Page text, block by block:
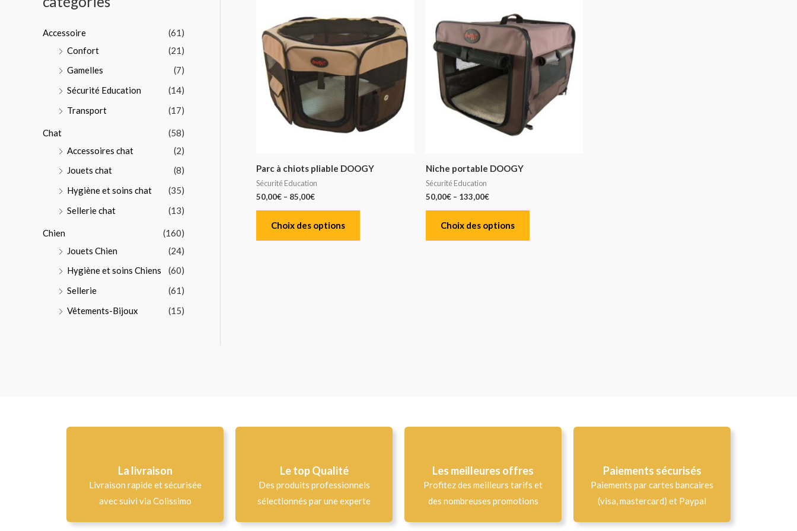
u
Accessoire
(61)
Confort
(21)
Gamelles
(7)
Sécurité Education
(14)
Transport
(17)
Chat
(58)
Accessoires chat
(2)
Jouets chat
(8)
Hygiène et soins chat
(35)
Sellerie chat
(13)
Chien
(160)
Jouets Chien
(24)
Hygiène et soins Chiens
(60)
Sellerie
(61)
Vêtements-Bijoux
(15)
Parc à chiots pliable DOOGY
Sécurité Education
50,00€ – 85,00€
Choix des options
Niche portable DOOGY
Sécurité Education
50,00€– 133,00€
Choix des options
La livraison
Livraison rapide et sécurisée
avec suivi via Colissimo
Le top Qualité​
Des produits professionnels
sélectionnés par une experte
Les meilleures offres
Profitez des meilleurs tarifs et
des nombreuses promotions
Paiements sécurisés
Paiements par cartes bancaires
(visa, mastercard) et Paypal